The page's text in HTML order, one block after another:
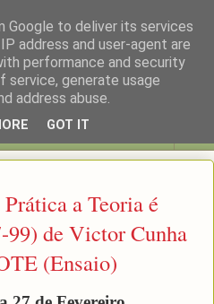
a Teoria é
99) de Victor Cunha
(Ensaio)
Google to deliver its services
address and user-agent are
performance and security
generate usage
address abuse.
GOT IT